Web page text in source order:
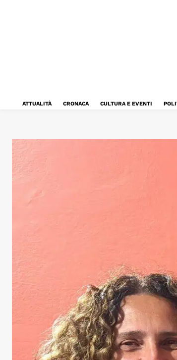
ATTUALITÀ CRONACA CULTURA E EVENTI